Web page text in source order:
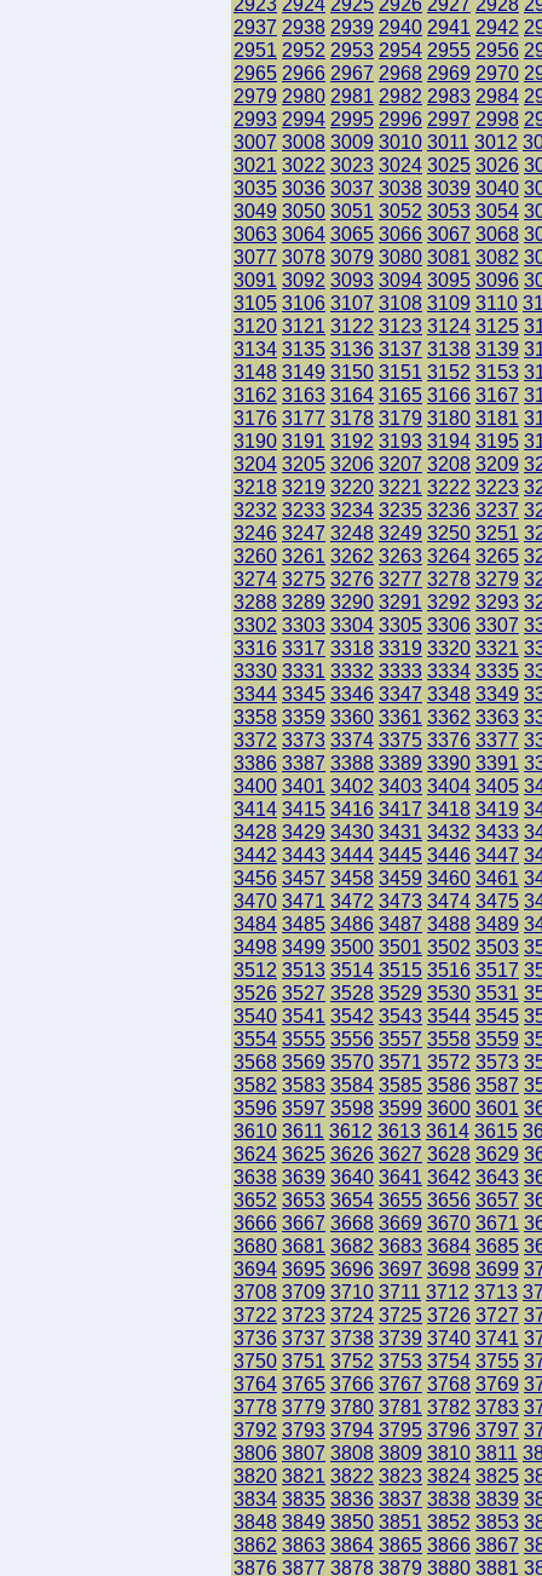
2937 2938 2939 2940 2941 2942
2951 2952 2953 2954 2955 2956
2965 2966 2967 2968 2969 2970
2979 2980 2981 2982 2983 2984
2993 2994 2995 2996 2997 2998
3007 3008 3009 3010 3011 3012
3021 3022 3023 3024 3025 3026
3035 3036 3037 3038 3039 3040
3049 3050 3051 3052 3053 3054
3063 3064 3065 3066 3067 3068
3077 3078 3079 3080 3081 3082
3091 3092 3093 3094 3095 3096
3105 3106 3107 3108 3109 3110
3120 3121 3122 3123 3124 3125
3134 3135 3136 3137 3138 3139
3148 3149 3150 3151 3152 3153
3162 3163 3164 3165 3166 3167
3176 3177 3178 3179 3180 3181
3190 3191 3192 3193 3194 3195
3204 3205 3206 3207 3208 3209
3218 3219 3220 3221 3222 3223
3232 3233 3234 3235 3236 3237
3246 3247 3248 3249 3250 3251
3260 3261 3262 3263 3264 3265
3274 3275 3276 3277 3278 3279
3288 3289 3290 3291 3292 3293
3302 3303 3304 3305 3306 3307
3316 3317 3318 3319 3320 3321
3330 3331 3332 3333 3334 3335
3344 3345 3346 3347 3348 3349
3358 3359 3360 3361 3362 3363
3372 3373 3374 3375 3376 3377
3386 3387 3388 3389 3390 3391
3400 3401 3402 3403 3404 3405
3414 3415 3416 3417 3418 3419
3428 3429 3430 3431 3432 3433
3442 3443 3444 3445 3446 3447
3456 3457 3458 3459 3460 3461
3470 3471 3472 3473 3474 3475
3484 3485 3486 3487 3488 3489
3498 3499 3500 3501 3502 3503
3512 3513 3514 3515 3516 3517
3526 3527 3528 3529 3530 3531
3540 3541 3542 3543 3544 3545
3554 3555 3556 3557 3558 3559
3568 3569 3570 3571 3572 3573
3582 3583 3584 3585 3586 3587
3596 3597 3598 3599 3600 3601
3610 3611 3612 3613 3614 3615
3624 3625 3626 3627 3628 3629
3638 3639 3640 3641 3642 3643
3652 3653 3654 3655 3656 3657
3666 3667 3668 3669 3670 3671
3680 3681 3682 3683 3684 3685
3694 3695 3696 3697 3698 3699
3708 3709 3710 3711 3712 3713
3722 3723 3724 3725 3726 3727
3736 3737 3738 3739 3740 3741
3750 3751 3752 3753 3754 3755
3764 3765 3766 3767 3768 3769
3778 3779 3780 3781 3782 3783
3792 3793 3794 3795 3796 3797
3806 3807 3808 3809 3810 3811
3820 3821 3822 3823 3824 3825
3834 3835 3836 3837 3838 3839
3848 3849 3850 3851 3852 3853
3862 3863 3864 3865 3866 3867
3876 3877 3878 3879 3880 3881